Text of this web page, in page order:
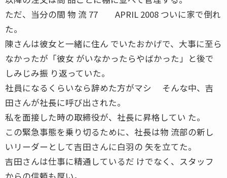
ただ、当分の間 物 流 77 APRIL 2008 ついに家で倒れ
た。
陳さんは彼女と一緒に住ん でいたおかげで、大事に至ら
なかったが「彼女 がいなかったらやばかった」と後で
しみじみ振 り返っていた。
社員になるくらいなら辞めた方がマシ そんな中、吉
田さんが社長に呼び出された。
私を面接した時の取締役が、社長に昇格してい た。
この緊急事態を乗り切るために、社長は物 流部の新し
いリーダーとして吉田さんに白羽の 矢を立てた。
吉田さんは仕事に精通しているだ けでなく、スタッフ